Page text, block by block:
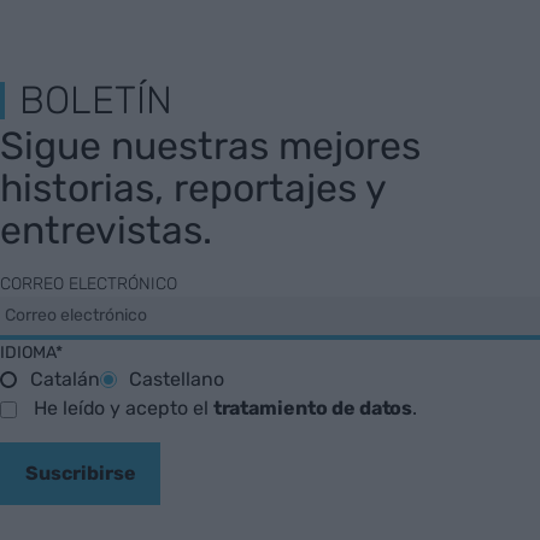
BOLETÍN
Sigue nuestras mejores
historias, reportajes y
entrevistas.
CORREO ELECTRÓNICO
IDIOMA*
Catalán
Castellano
He leído y acepto el tratamiento de datos.
Suscribirse